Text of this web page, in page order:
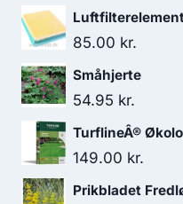
85.00 kr.
Småhjerte
54.95 kr.
TurflineÂ®
149.00 kr.
Prikbladet